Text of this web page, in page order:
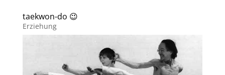
taekwon-do 😉
Erziehung